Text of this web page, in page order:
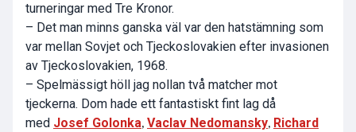
turneringar med Tre Kronor.
– Det man minns ganska väl var den hatstämning som
var mellan Sovjet och Tjeckoslovakien efter invasionen
av Tjeckoslovakien, 1968.
– Spelmässigt höll jag nollan två matcher mot
tjeckerna. Dom hade ett fantastiskt fint lag då
med Josef Golonka, Vaclav Nedomansky, Richard